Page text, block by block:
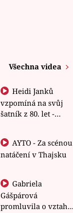
Všechna videa
Heidi Janků
vzpomíná na svůj
šatník z 80. let -
natáčení v Thajsku
Gabriela
Gášpárová
promluvila o vztahu